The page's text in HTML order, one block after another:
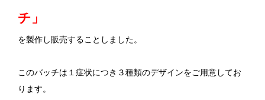
チ」
を製作し販売することしました。
このバッチは１症状につき３種類のデザインをご用意してお
ります。